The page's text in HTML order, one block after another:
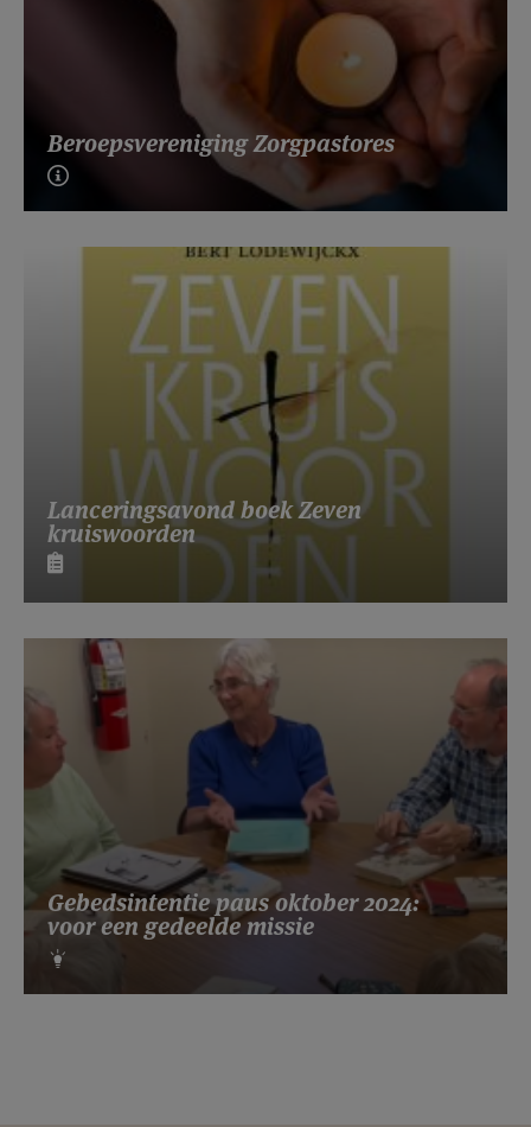
Beroepsvereniging Zorgpastores
Lanceringsavond boek Zeven
kruiswoorden
Gebedsintentie paus oktober 2024:
voor een gedeelde missie